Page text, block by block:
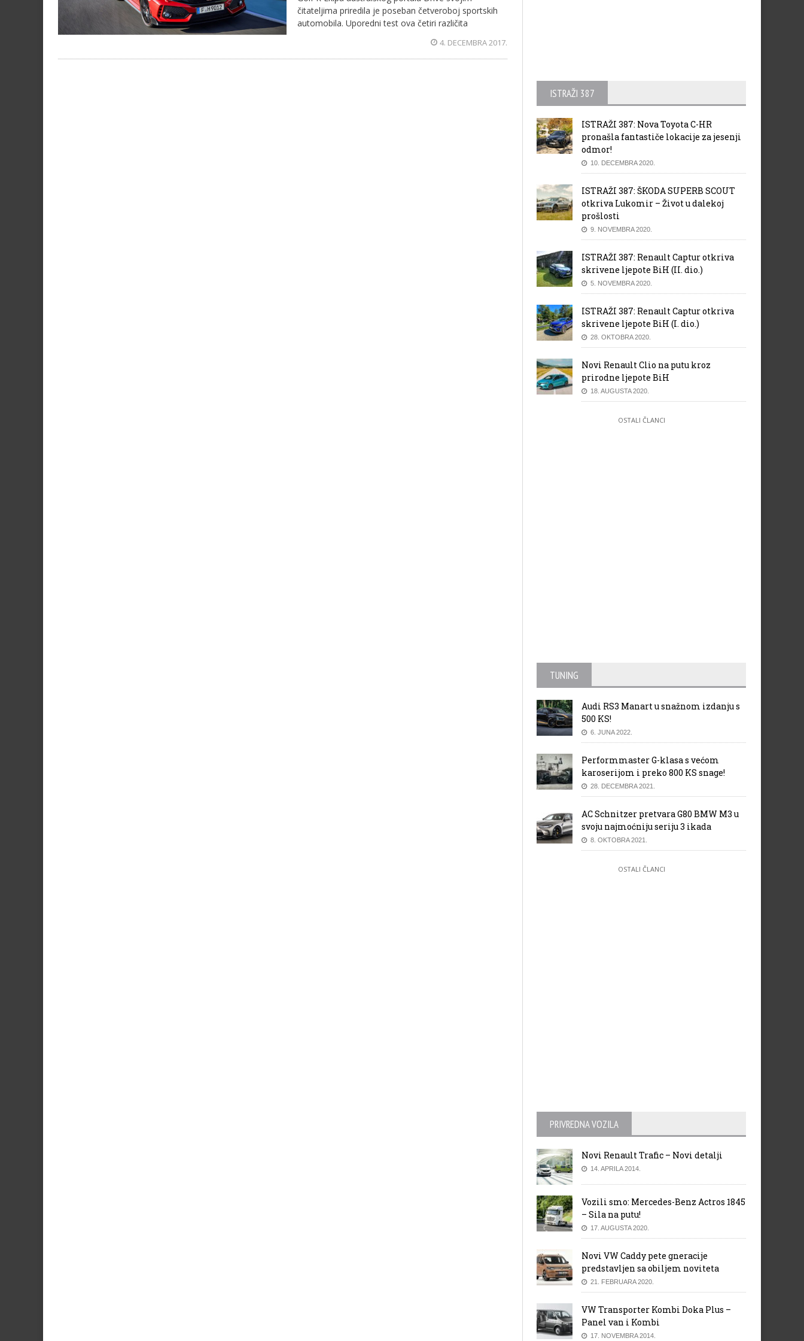
čitateljima priredila je poseban četveroboj sportskih
automobila. Uporedni test ova četiri različita
4. DECEMBRA 2017.
ISTRAŽI 387
ISTRAŽI 387: Nova Toyota C-HR
pronašla fantastiče lokacije za jesenji
odmor!
10. DECEMBRA 2020.
ISTRAŽI 387: ŠKODA SUPERB SCOUT
otkriva Lukomir – Život u dalekoj
prošlosti
9. NOVEMBRA 2020.
ISTRAŽI 387: Renault Captur otkriva
skrivene ljepote BiH (II. dio.)
5. NOVEMBRA 2020.
ISTRAŽI 387: Renault Captur otkriva
skrivene ljepote BiH (I. dio.)
28. OKTOBRA 2020.
Novi Renault Clio na putu kroz
prirodne ljepote BiH
18. AUGUSTA 2020.
OSTALI ČLANCI
TUNING
Audi RS3 Manart u snažnom izdanju s
500 KS!
6. JUNA 2022.
Performmaster G-klasa s većom
karoserijom i preko 800 KS snage!
28. DECEMBRA 2021.
AC Schnitzer pretvara G80 BMW M3 u
svoju najmoćniju seriju 3 ikada
8. OKTOBRA 2021.
OSTALI ČLANCI
PRIVREDNA VOZILA
Novi Renault Trafic – Novi detalji
14. APRILA 2014.
Vozili smo: Mercedes-Benz Actros 1845
– Sila na putu!
17. AUGUSTA 2020.
Novi VW Caddy pete gneracije
predstavljen sa obiljem noviteta
21. FEBRUARA 2020.
VW Transporter Kombi Doka Plus –
Panel van i Kombi
17. NOVEMBRA 2014.